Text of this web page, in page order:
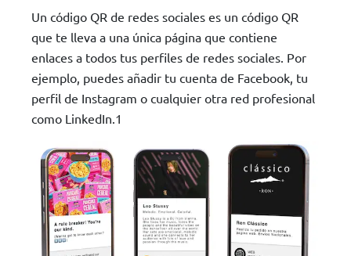
Un código QR de redes sociales es un código QR
que te lleva a una única página que contiene
enlaces a todos tus perfiles de redes sociales. Por
ejemplo, puedes añadir tu cuenta de Facebook, tu
perfil de Instagram o cualquier otra red profesional
como LinkedIn.1